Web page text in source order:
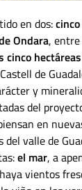
en dos:
Ondara,
cinco
de
y
del
en
valle de
el mar, a
vientos